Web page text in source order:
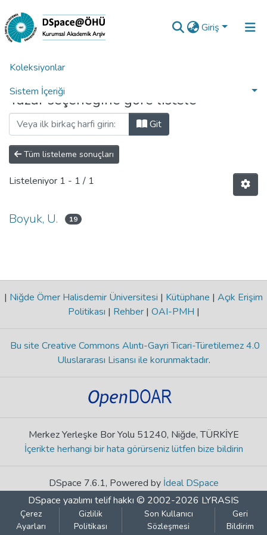
Giriş
Koleksiyonlar
Sistem İçeriği
Analiz
Talep/Soru
Ana Sayfa
Yazar seçeneğine göre listele
Git
Tüm listeleme sonuçları
Listeleniyor 1 - 1 / 1
Boyuk, U. 19
| Niğde Ömer Halisdemir Üniversitesi | Kütüphane | Açık Erişim
Politikası | Rehber | OAI-PMH |
Bu site Creative Commons Alıntı-Gayri Ticari-Türetilemez 4.0
Uluslararası Lisansı ile korunmaktadır.
Merkez Yerleşke Bor Yolu 51240, Niğde, TÜRKİYE
İçerikte herhangi bir hata görürseniz lütfen bize bildirin
DSpace 7.6.1, Powered by İdeal DSpace
DSpace yazılımı telif hakkı © 2002-2026 LYRASIS
Çerez
Ayarları
Gizlilik
Politikası
Son Kullanıcı
Sözleşmesi
Geri
Bildirim